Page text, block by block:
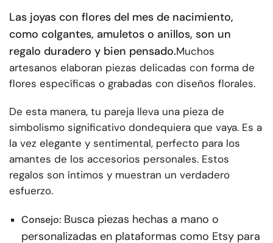
Las joyas con flores del mes de nacimiento,
como colgantes, amuletos o anillos, son un
regalo duradero y bien pensado.Muchos
artesanos elaboran piezas delicadas con forma de
flores específicas o grabadas con diseños florales.
De esta manera, tu pareja lleva una pieza de
simbolismo significativo dondequiera que vaya. Es a
la vez elegante y sentimental, perfecto para los
amantes de los accesorios personales. Estos
regalos son íntimos y muestran un verdadero
esfuerzo.
Consejo: Busca piezas hechas a mano o
personalizadas en plataformas como Etsy para